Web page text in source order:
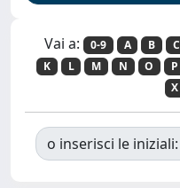
Vai a: 0-9 A B C
K
L M N O P
X
o inserisci le iniziali: